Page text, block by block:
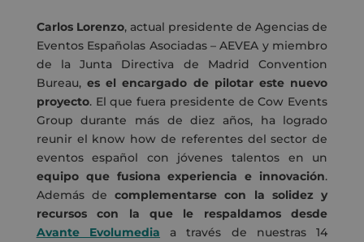
Carlos Lorenzo, actual presidente de Agencias de
Eventos Españolas Asociadas – AEVEA y miembro
de la Junta Directiva de Madrid Convention
Bureau, es el encargado de pilotar este nuevo
proyecto. El que fuera presidente de Cow Events
Group durante más de diez años, ha logrado
reunir el know how de referentes del sector de
eventos español con jóvenes talentos en un
equipo que fusiona experiencia e innovación.
Además decomplementarse con la solidez y
recursos con la que le respaldamos desde
Avante Evolumedia a través de nuestras 14